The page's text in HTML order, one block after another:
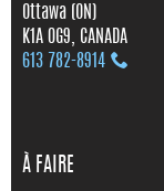
Ottawa (ON)
K1A 0G9, CANADA
613 782‑8914
À FAIRE